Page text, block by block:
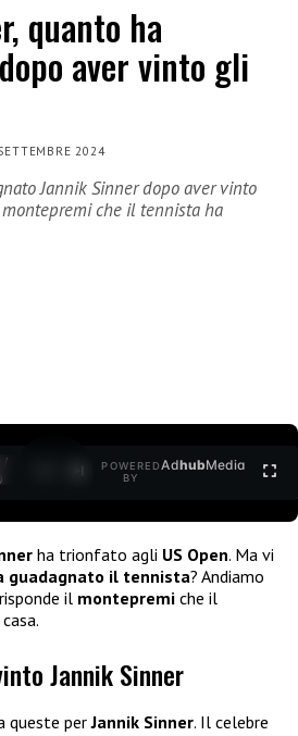
quanto ha
aver vinto gli
2024
Jannik Sinner dopo aver vinto
che il tennista ha
/
POWERED
BY
AdhubMedia
ha trionfato agli US Open. Ma vi
guadagnato il tennista? Andiamo
il montepremi che il
Jannik Sinner
queste perJannik Sinner. Il celebre